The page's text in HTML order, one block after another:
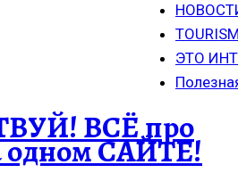
ЭТО
ВСЁ про
САЙТЕ!